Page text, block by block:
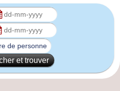
et trouver